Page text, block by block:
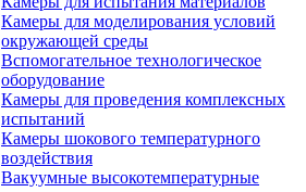
Камеры для моделирования условий
окружающей среды
Вспомогательное технологическое
оборудование
Камеры для проведения комплексных
испытаний
Камеры шокового температурного
воздействия
Вакуумные высокотемпературные